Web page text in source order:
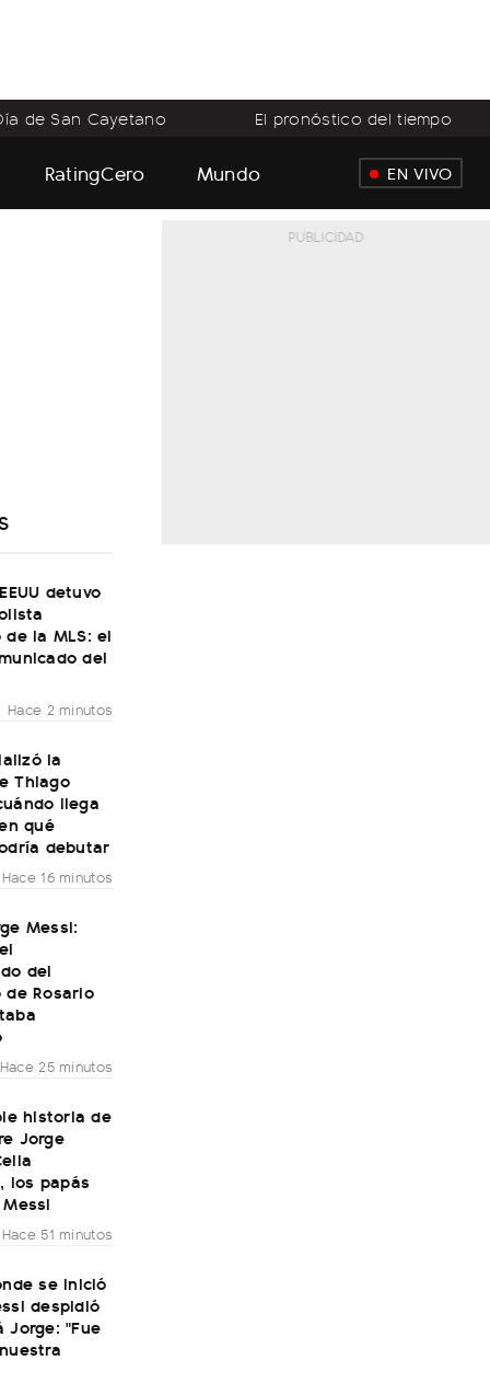
de San Cayetano El pronóstico del tiempo
RatingCero Mundo EN VIVO
detuvo
la MLS: el
del
Hace 2 minutos
la
Thiago
llega
qué
debutar
Hace 16 minutos
Messi:
del
Rosario
Hace 25 minutos
historia de
Jorge
los papás
Hace 51 minutos
se inició
despidió
Jorge: "Fue